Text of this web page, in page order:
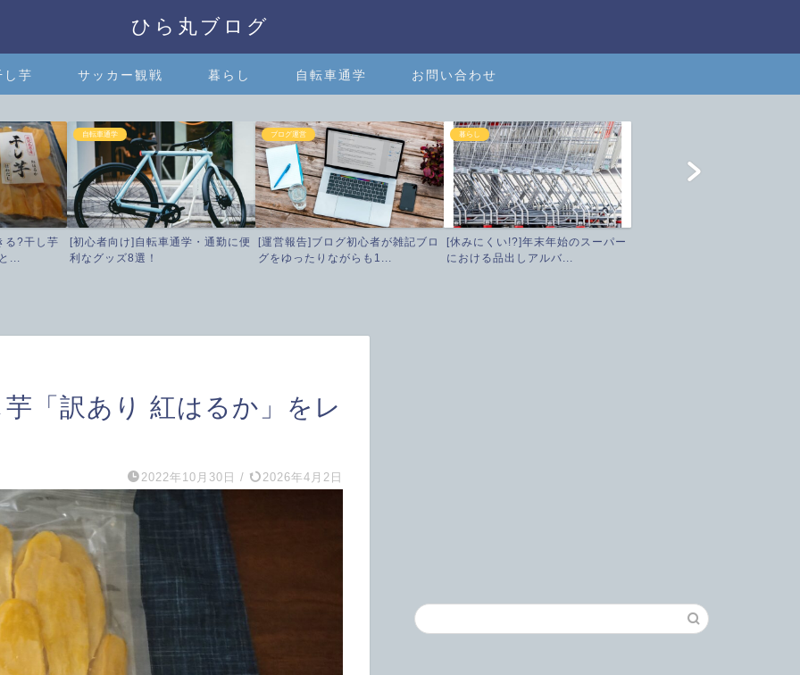
ひら丸ブログ
し芋 サッカー観戦 暮らし 自転車通学 お問い合わせ
る?干し芋
...
自転車通学
[初心者向け]自転車通学・通勤に便
利なグッズ8選！
ブログ運営
[運営報告]ブログ初心者が雑記ブロ
グをゆったりながらも1...
暮らし
[休みにくい!?]年末年始のスーパー
における品出しアルバ...
「訳あり 紅はるか」をレ
2022年10月30日 / 2026年4月2日